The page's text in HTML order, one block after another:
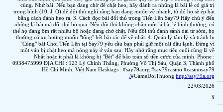
cùng. Nhử bài: Nếu bạn đang chờ để chặt heo, hãy đánh ra
trung bình (10, J, Q) để đối thủ nghĩ rằng bạn đang muốn về
bằng cách đánh heo ra. 3. Cách đọc bài đối thủ trong Tiến
những lá bài mà đối thủ bỏ qua: Nếu đối thủ không chặn một
thể họ đang ôm rất nhiều bộ hoặc đang chờ chặt. Nếu đối thủ
thường có xu hướng muốn "tống" hết bài rác để về nhất. 4.
"Cúng" bài Chơi Tiến Lên tại Say79 yêu cầu bạn phải giữ
một ván bị chặt heo mà nóng nảy ở ván sau. Hãy nhớ rằng
Nhất hoặc ít nhất là không bị "Bét" để bảo toàn số tiền
0938475999 ĐỊA CHỈ : 123 Lý Chính Thắng, Phường Võ Thị
Hồ Chí Minh, Việt Nam Hashtags : #say79aorg